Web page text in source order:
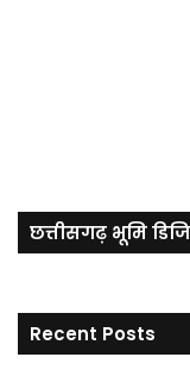
छत्तीसगढ़ भूमि
Recent Posts